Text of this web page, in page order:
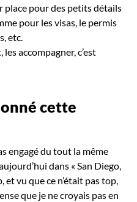
place pour des petits détails
pour les visas, le permis
etc.
accompagner, c’est
cette
engagé du tout la même
dans « San Diego,
et vu que ce n’était pas top,
que je ne croyais pas en